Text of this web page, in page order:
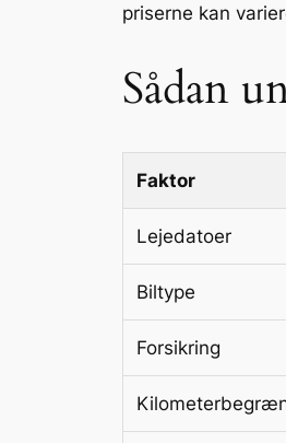
priserne kan
Sådan
Faktor
Lejedatoer
Biltype
Forsikring